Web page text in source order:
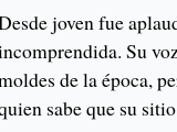
joven fue
Su
de la época,
sabe que su